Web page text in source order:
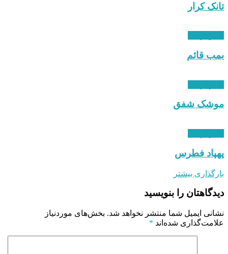
تانک کرار
بمب قائم
موشک شفق
پهپاد فطرس
بارگذاری بیشتر
دیدگاهتان را بنویسید
نشانی ایمیل شما منتشر نخواهد شد. بخش‌های موردنیاز
علامت‌گذاری شده‌اند *